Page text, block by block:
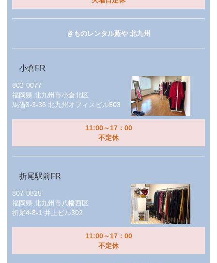
きものレンタル藍や 北九州
小倉FR
802-0077
福岡県 北九州市小倉北区
馬借3-3-36 北九州オフィスビル503
11:00～17：00
不定休
折尾駅前FR
807-0825
福岡県 北九州市八幡西区
折尾4-8-1 井上ビル302
11:00～17：00
不定休